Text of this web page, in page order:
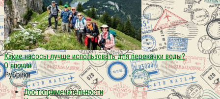
Какие насосы лучше использовать для перекачки воды?
О японии
Рубрики
Достопримечательности